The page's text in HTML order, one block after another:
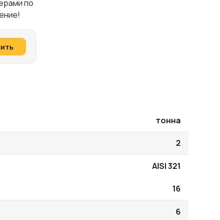
по
тонна
2
AISI 321
16
6